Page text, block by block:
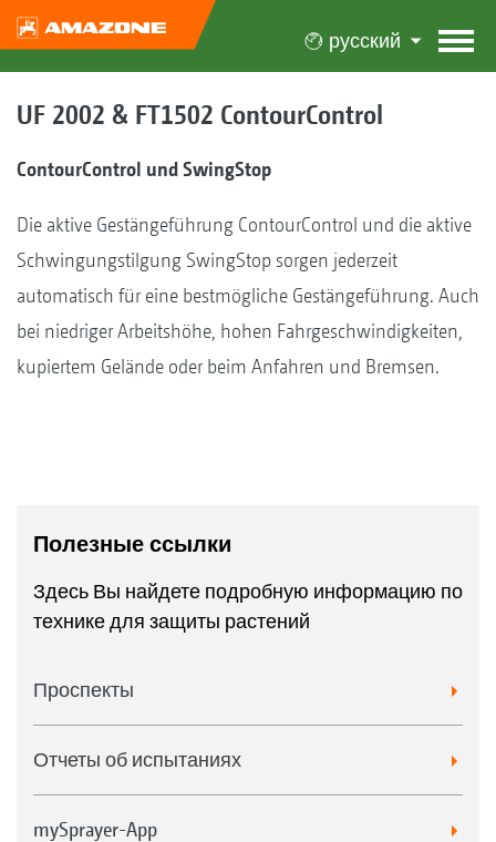
русский
UF 2002 & FT1502 ContourControl
ContourControl und SwingStop
Die aktive Gestängeführung ContourControl und die aktive
Schwingungstilgung SwingStop sorgen jederzeit
automatisch für eine bestmögliche Gestängeführung. Auch
bei niedriger Arbeitshöhe, hohen Fahrgeschwindigkeiten,
kupiertem Gelände oder beim Anfahren und Bremsen.
Полезные ссылки
Здесь Вы найдете подробную информацию по
технике для защиты растений
Проспекты
Отчеты об испытаниях
mySprayer-App